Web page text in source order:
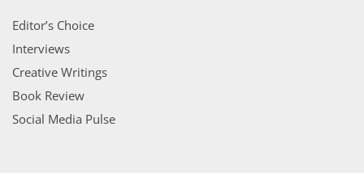
Editor’s Choice
Interviews
Creative Writings
Book Review
Social Media Pulse